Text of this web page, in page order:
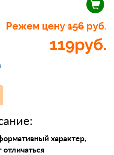
Режем цену 156 руб.
119руб.
характер,